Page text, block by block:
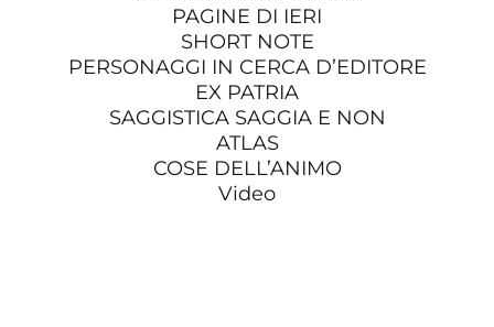
PAGINE DI IERI
SHORT NOTE
PERSONAGGI IN CERCA D’EDITORE
EX PATRIA
SAGGISTICA SAGGIA E NON
ATLAS
COSE DELL’ANIMO
Video